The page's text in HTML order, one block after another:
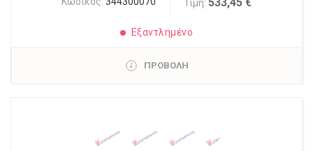
Τιμή: 533,45 €
Εξαντλημένο
ΠΡΟΒΟΛΗ